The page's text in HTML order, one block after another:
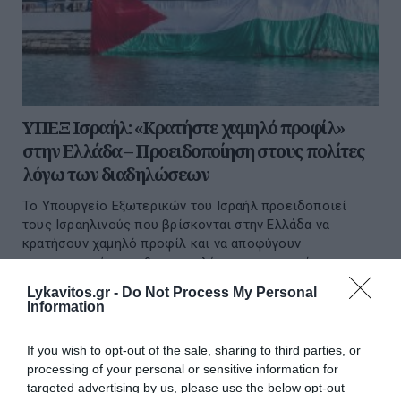
Lykavitos.gr - Do Not Process My Personal
Information
If you wish to opt-out of the sale, sharing to third parties, or
processing of your personal or sensitive information for
targeted advertising by us, please use the below opt-out
ΥΠΕΞ Ισραήλ: «Κρατήστε χαμηλό προφίλ»
στην Ελλάδα – Προειδοποίηση στους πολίτες
λόγω των διαδηλώσεων
Το Υπουργείο Εξωτερικών του Ισραήλ προειδοποιεί
τους Ισραηλινούς που βρίσκονται στην Ελλάδα να
κρατήσουν χαμηλό προφίλ και να αποφύγουν
συμπεριφορές που θα αποκαλύψουν την ταυτότητ...
09 Αυγούστου 2026